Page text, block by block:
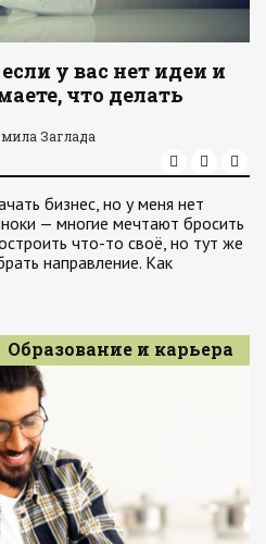
у вас нет идеи и
что делать
Заглада
бизнес, но у меня нет
— многие мечтают бросить
что-то своё, но тут же
направление. Как
Образование и карьера